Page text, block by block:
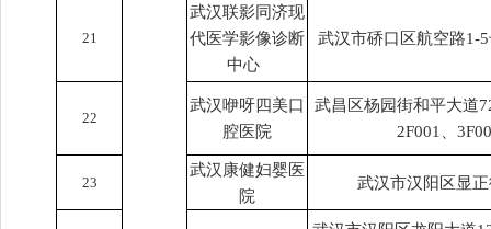
21
武汉联影同济现
代医学影像诊断
中心
武汉市硚口区航空路1-
22
武汉咿呀四美口
腔医院
武昌区杨园街和平大道
2F001、
23
武汉康健妇婴医
院
武汉市汉阳区显